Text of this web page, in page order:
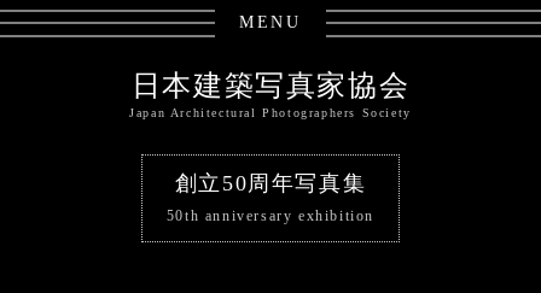
MENU
日本建築写真家協会
Japan Architectural Photographers Society
創立50周年写真集
50th anniversary exhibition